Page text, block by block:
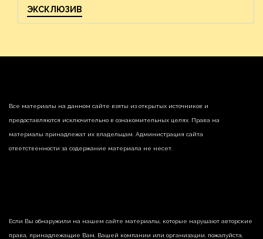
ЭКСКЛЮЗИВ
Все материалы на данном сайте взяты из открытых источников и
предоставляются исключительно в ознакомительных целях. Права на
материалы принадлежат их владельцам. Администрация сайта
ответственности за содержание материала не несет.
Если Вы обнаружили на нашем сайте материалы, которые нарушают авторские
права, принадлежащие Вам, Вашей компании или организации, пожалуйста,